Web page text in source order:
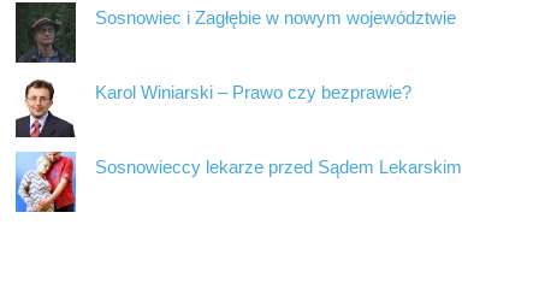
Sosnowiec i Zagłębie w nowym województwie
Karol Winiarski – Prawo czy bezprawie?
Sosnowieccy lekarze przed Sądem Lekarskim